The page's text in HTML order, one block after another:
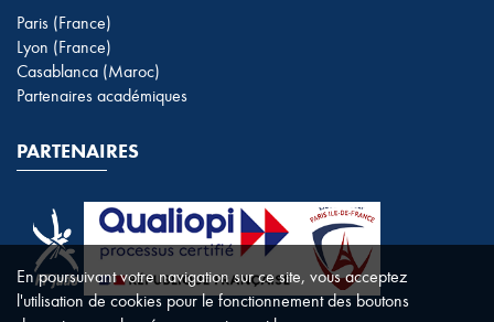
Paris (France)
Lyon (France)
Casablanca (Maroc)
Partenaires académiques
PARTENAIRES
En poursuivant votre navigation sur ce site, vous acceptez
l'utilisation de cookies pour le fonctionnement des boutons